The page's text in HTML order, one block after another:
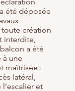
été déposée
création
interdite,
a été
à une
maîtrisée :
latéral,
et